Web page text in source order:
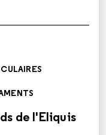
de l'Eliquis